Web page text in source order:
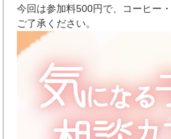
今回は参加料500円で、コーヒー
ご了承ください。